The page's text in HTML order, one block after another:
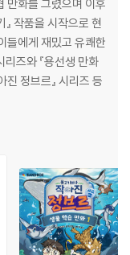
화를 그렸으며 이후
작품을 시작으로 현
들에게 재밌고 유쾌한
즈와 『용선생 만화
진 정브르』 시리즈 등